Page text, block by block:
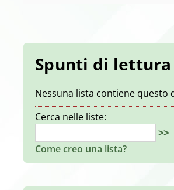
Spunti di lettura
Nessuna lista contiene questo
Cerca nelle liste:
>>
Come creo una lista?